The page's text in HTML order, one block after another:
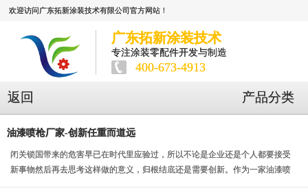
欢迎访问广东拓新涂装技术有限公司官方网站！
广东拓新涂装技术
专注涂装零配件开发与制造
400-673-4913
返回 产品分类
油漆喷枪厂家-创新任重而道远
闭关锁国带来的危害早已在时代里应验过，所以不论是企业还是个人都要接受
新事物然后再去思考这样做的意义，归根结底还是需要创新。作为一家油漆喷